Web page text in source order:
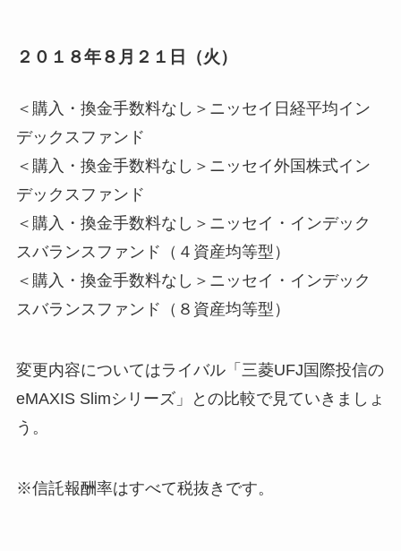
２０１８年８月２１日（火）
＜購入・換金手数料なし＞ニッセイ日経平均イン
デックスファンド
＜購入・換金手数料なし＞ニッセイ外国株式イン
デックスファンド
＜購入・換金手数料なし＞ニッセイ・インデック
スバランスファンド（４資産均等型）
＜購入・換金手数料なし＞ニッセイ・インデック
スバランスファンド（８資産均等型）
変更内容についてはライバル「 三菱UFJ国際投信の
eMAXIS Slimシリーズ」との比較で見ていきましょ
う。
※信託報酬率はすべて税抜きです。